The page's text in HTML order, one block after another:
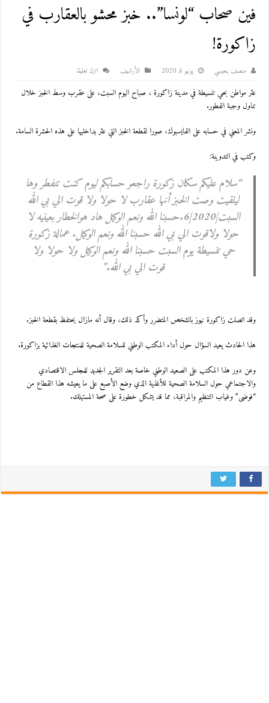
فين صحاب “لونسا”.. خبز محشو بالعقارب في
زاكورة!
منصف بنعيسي يونيو 6, 2020 اﻷرشيف اترك تعليقا
عثر مواطن بحي تنسيطة في مدينة زاكورة ، صباح اليوم السبت، على عقرب وسط الخبز خلال
تناول وجبة الفطور.
ونشر المعني في حسابه على الفايسبوك، صورا لقطعة الخبز التي عثر بداخليها على هذه الحشرة السامة.
وكتب في التدوينة:
“سلام عليكم سكان زكورة راجعو حسابكم ليوم كنت تنفطر وها
ليلقيت وصت الخبز أنها عقارب لا حولا ولا قوت الي بي الله
السبت|2020|6.حسبنا الله ونعم الوكيل هاد هوالخطار بعينيه لا
حولا ولاقوت الي بي الله حسبنا الله ونعم الوكيل. عمالة زكورة
حي تنسيطة يوم السبت حسبنا الله ونعم الوكيل ولا حولا ولا
قوت الي بي الله.”
وقد اتصلت زاكورة نيوز بالشخص المتضرر وأكد ذلك، وقال أنه مازال يحتفظ بقطعة الخبز.
هذا الحادث يعيد السؤال حول أداء المكتب الوطني للسلامة الصحية للمنتجات الغذائية بزاكورة.
وعن دور هذا المكتب على الصعيد الوطني خاصة بعد التقرير الجديد للمجلس الاقتصادي
والاجتماعي حول السلامة الصحية للأغذية الذي وضع الأصبع على ما يعيشه هذا القطاع من
“فوضى” وغياب التنظيم والمراقبة، مما قد يشكل خطورة على صحة المستهلك.